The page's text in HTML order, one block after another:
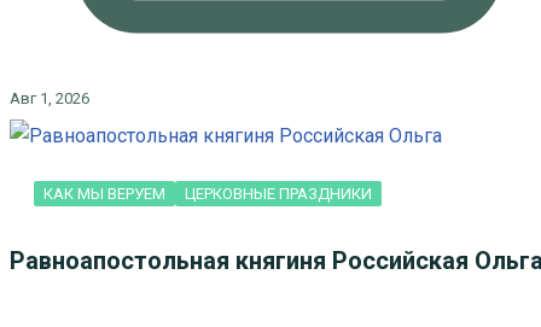
Авг 1, 2026
КАК МЫ ВЕРУЕМ ЦЕРКОВНЫЕ ПРАЗДНИКИ
Равноапостольная княгиня Российская